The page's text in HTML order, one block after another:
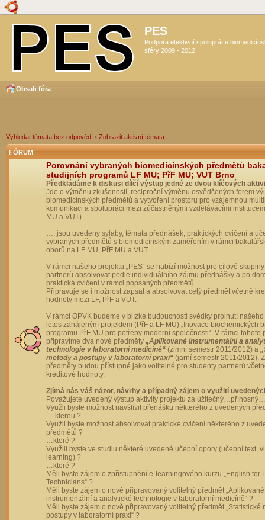
PES
Podpora efektivní spolupráce
sféry 2009 - 2012
Obsah fóra
Vyhledat témata bez odpovědí • Zobrazit aktivní témata
FÓRUM
Porovnání vybraných biomedicínských předmětů
studijních programů LF MU; PřF MU; VUT Brno
Předkládáme k diskusi dílčí výstup jedné ze dvou klíčových
Jde o výměnu zkušeností, reciproční výměnu osvědčených forem
biomedicínských předmětů a vytvoření prostoru pro vzájemnou
komunikaci a spolupráci mezi zúčastněnými vzdělávacími
MU a VUT).
…..jsou uvedeny sylaby, témata přednášek, praktických cvičení a
vybraných předmětů s biomedicínským zaměřením v rámci
oborů na LF MU, PřF MU a VUT.
V rámci našeho projektu „PES“ se nabízí možnost pro cílové
partnerů absolvovat podle individuálního zájmu přednášky a po
praktická cvičení v rámci popsaných předmětů.
Připravuje se i možnost zapsat a absolvovat celý předmět včetně
hodnoty mezi LF, PřF a VUT.
V rámci OPVK budeme v blízké budoucnosti svědky prolnutí
letos zahájeným projektem (PřF a LF MU) „Inovace biochemických
programů PřF MU pro potřeby moderní společnosti“. V rámci tohoto
připravíme dva nové předměty „Aplikované instrumentální a
technologie v laboratorní medicíně“ (zimní semestr 2011/2012) a
metody a postupy v laboratorní praxi“ (jarní semestr 2011/2012).
předměty budou přístupné jako volitelné pro studenty partnerů
kreditové hodnoty.
Zjímá nás váš názor, návrhy a případný zájem o využití
Považujete uvedený výstup aktivity projektu za
Využli byste možnost navštívit přenášku některého z uvedených
….kterou ?
Využli byste možnost absolvovat praktické cvičení některého z
předmětů ?
…které ?
Využili byste ve studiu některé uvedené učební opory (učební text,
learning) ?
…které ?
Měli byste zájem o zpřístupnění e-learningového kurzu „English for
Technicians“ ?
Měli byste zájem o nově připravovaný volitelný předmět „Aplikované
instrumentální a analytické technologie v laboratorní medicíně“ ?
Měli byste zájem o nově připravovaný volitelný předmět „Statistické
postupy v laboratorní praxi“ ?